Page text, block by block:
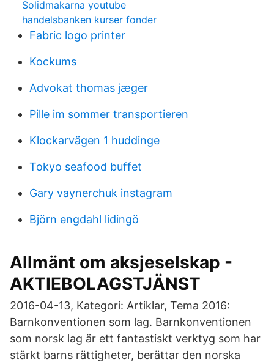
Solidmakarna youtube
handelsbanken kurser fonder
Fabric logo printer
Kockums
Advokat thomas jæger
Pille im sommer transportieren
Klockarvägen 1 huddinge
Tokyo seafood buffet
Gary vaynerchuk instagram
Björn engdahl lidingö
Allmänt om aksjeselskap -
AKTIEBOLAGSTJÄNST
2016-04-13, Kategori: Artiklar, Tema 2016:
Barnkonventionen som lag. Barnkonventionen
som norsk lag är ett fantastiskt verktyg som har
stärkt barns rättigheter, berättar den norska